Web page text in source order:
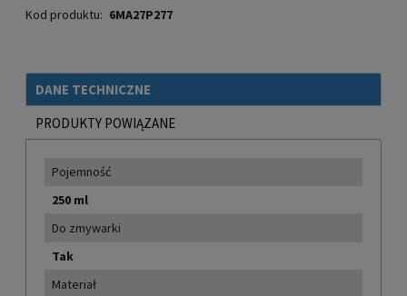
Kod produktu: 6MA27P277
DANE TECHNICZNE
PRODUKTY POWIĄZANE
Pojemność
250 ml
Do zmywarki
Tak
Materiał